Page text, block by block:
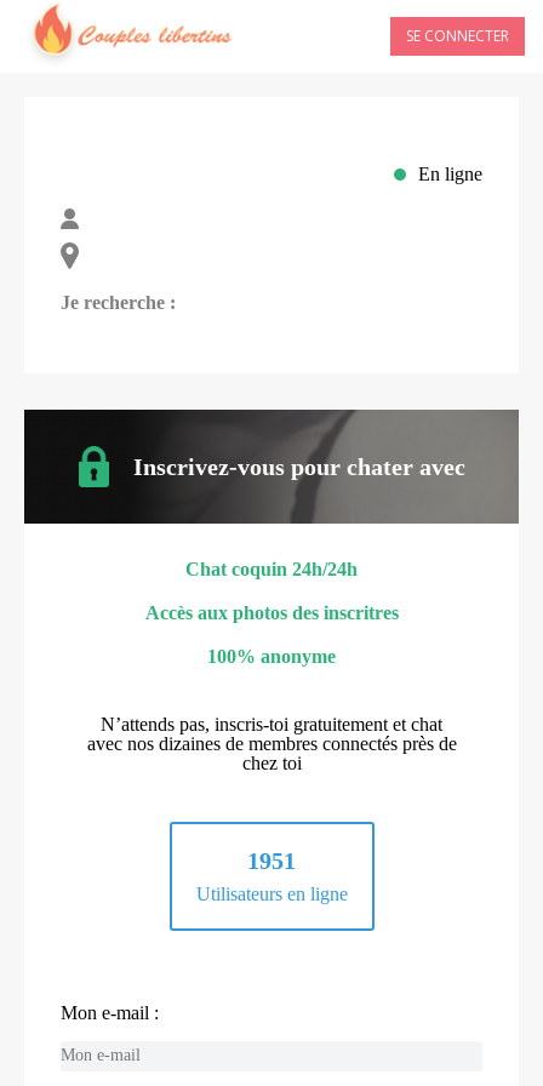
SE CONNECTER
En ligne
Je recherche :
Inscrivez-vous pour chater avec
Chat coquin 24h/24h
Accès aux photos des inscritres
100% anonyme
N’attends pas, inscris-toi gratuitement et chat
avec nos dizaines de membres connectés près de
chez toi
1951
Utilisateurs en ligne
Mon e-mail :